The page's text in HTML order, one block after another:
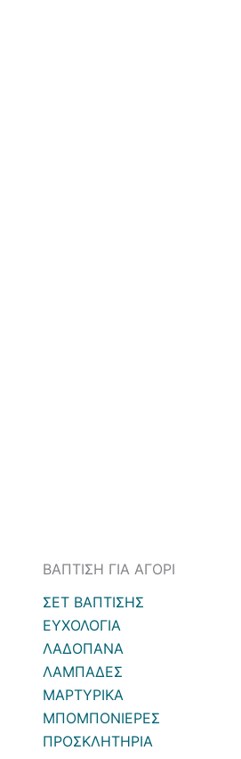
ΒΑΠΤΙΣΗ ΓΙΑ ΑΓΟΡΙ
ΣΕΤ ΒΑΠΤΙΣΗΣ
ΕΥΧΟΛΟΓΙΑ
ΛΑΔΟΠΑΝΑ
ΛΑΜΠΑΔΕΣ
ΜΑΡΤΥΡΙΚΑ
ΜΠΟΜΠΟΝΙΕΡΕΣ
ΠΡΟΣΚΛΗΤΗΡΙΑ